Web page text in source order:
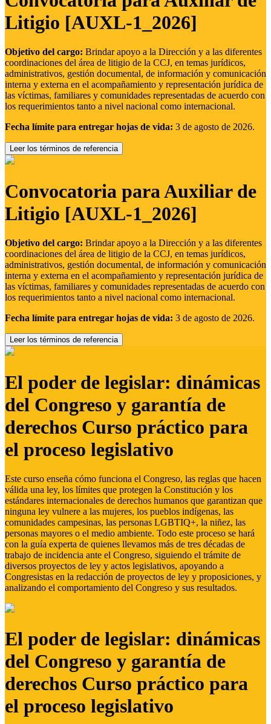
Litigio [AUXL-1_2026]
Objetivo del cargo: Brindar apoyo a la Dirección y a las diferentes
coordinaciones del área de litigio de la CCJ, en temas jurídicos,
administrativos, gestión documental, de información y comunicación
interna y externa en el acompañamiento y representación jurídica de
las víctimas, familiares y comunidades representadas de acuerdo con
los requerimientos tanto a nivel nacional como internacional.
Fecha límite para entregar hojas de vida: 3 de agosto de 2026.
Leer los términos de referencia
Convocatoria para Auxiliar de
Litigio [AUXL-1_2026]
Objetivo del cargo: Brindar apoyo a la Dirección y a las diferentes
coordinaciones del área de litigio de la CCJ, en temas jurídicos,
administrativos, gestión documental, de información y comunicación
interna y externa en el acompañamiento y representación jurídica de
las víctimas, familiares y comunidades representadas de acuerdo con
los requerimientos tanto a nivel nacional como internacional.
Fecha límite para entregar hojas de vida: 3 de agosto de 2026.
Leer los términos de referencia
El poder de legislar: dinámicas
del Congreso y garantía de
derechos Curso práctico para
el proceso legislativo
Este curso enseña cómo funciona el Congreso, las reglas que hacen
válida una ley, los límites que protegen la Constitución y los
estándares internacionales de derechos humanos que garantizan que
ninguna ley vulnere a las mujeres, los pueblos indígenas, las
comunidades campesinas, las personas LGBTIQ+, la niñez, las
personas mayores o el medio ambiente. Todo este proceso se hará
con la guía experta de quienes llevamos más de tres décadas de
trabajo de incidencia ante el Congreso, siguiendo el trámite de
diversos proyectos de ley y actos legislativos, apoyando a
Congresistas en la redacción de proyectos de ley y proposiciones, y
analizando el comportamiento del Congreso y sus resultados.
El poder de legislar: dinámicas
del Congreso y garantía de
derechos Curso práctico para
el proceso legislativo